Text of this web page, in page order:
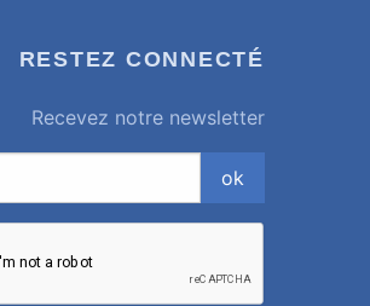
RESTEZ CONNECTÉ
Recevez notre newsletter